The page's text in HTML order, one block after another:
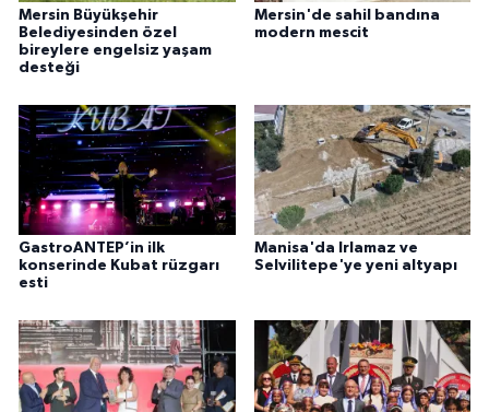
Mersin Büyükşehir
Belediyesinden özel
bireylere engelsiz yaşam
desteği
Mersin'de sahil bandına
modern mescit
GastroANTEP’in ilk
konserinde Kubat rüzgarı
esti
Manisa'da Irlamaz ve
Selvilitepe'ye yeni altyapı